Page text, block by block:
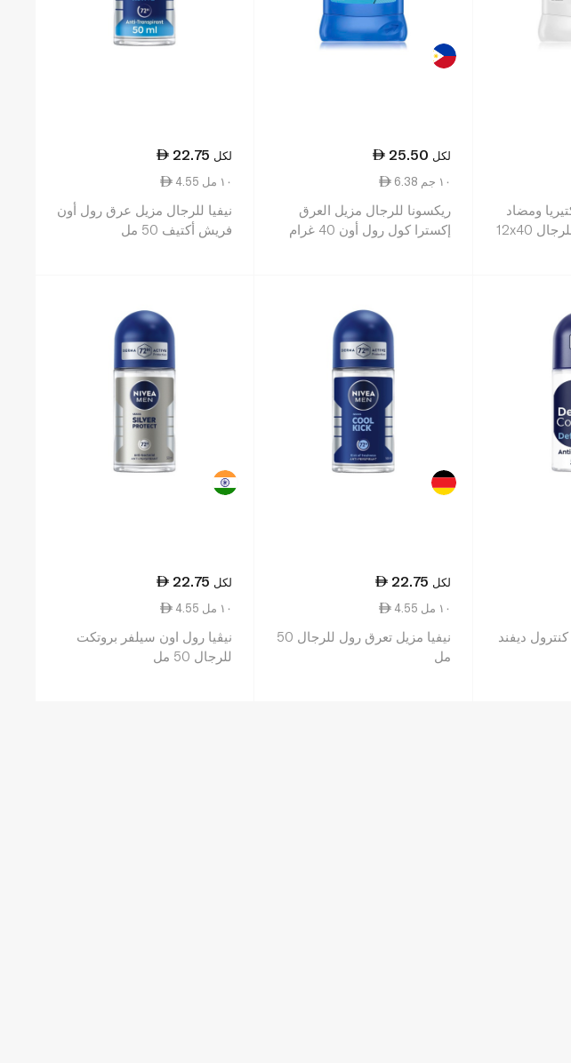
ومضاد
التعرق غير مرئي للرجال 12x40
25.50 لكل
6.38 ١٠ جم
ريكسونا للرجال مزيل العرق
إكسترا كول رول أون 40 غرام
22.75 لكل
4.55 ١٠ مل
نيفيا للرجال مزيل عرق رول أون
فريش أكتيف 50 مل
ديفند
22.75 لكل
4.55 ١٠ مل
نيفيا مزيل تعرق رول للرجال 50
مل
22.75 لكل
4.55 ١٠ مل
نيڤيا رول اون سيلفر بروتكت
للرجال 50 مل